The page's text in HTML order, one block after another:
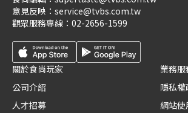
意見反映： service@tvbs.com.tw
觀眾服務專線： 02-2656-1599
關於食尚玩家
公司介紹
人才招募
業務服
隱私
網站使